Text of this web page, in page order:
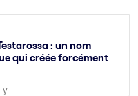
: un nom
qui créée forcément
y